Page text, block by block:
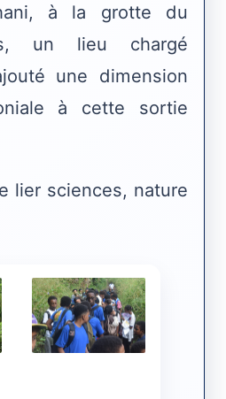
à la grotte du
un lieu chargé
une dimension
à cette sortie
lier sciences, nature